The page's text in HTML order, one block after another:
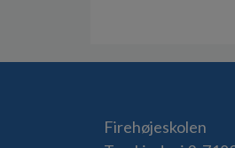
Firehøjeskolen